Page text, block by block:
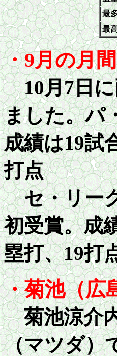
最
最
・9月の月
10月7日に
ました。パ
成績は19試
打点
セ・リーグ
初受賞。成
塁打、19打
・菊池（広
菊池涼介内
（マツダ）